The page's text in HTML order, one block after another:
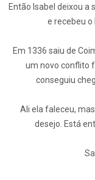
Então Isabel deixou a
e recebeu o
Em 1336 saiu de
um novo conflito
conseguiu
Ali ela faleceu,
desejo. Está